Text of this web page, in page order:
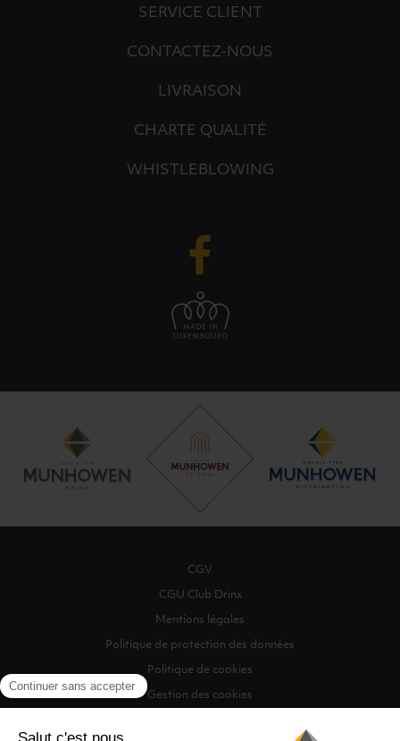
SERVICE CLIENT
CONTACTEZ-NOUS
LIVRAISON
CHARTE QUALITÉ
WHISTLEBLOWING
CGV
CGU Club Drinx
Mentions légales
Politique de protection des données
Politique de cookies
Gestion des cookies